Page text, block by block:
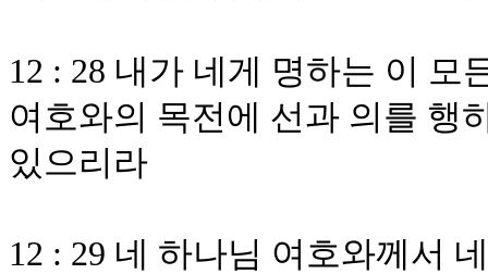
12 : 28 내가 네게 명하는 이 모
여호와의 목전에 선과 의를 행
있으리라
12 : 29 네 하나님 여호와께서